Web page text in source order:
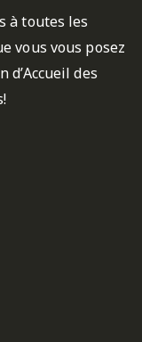
à toutes les
vous vous posez
d’Accueil des